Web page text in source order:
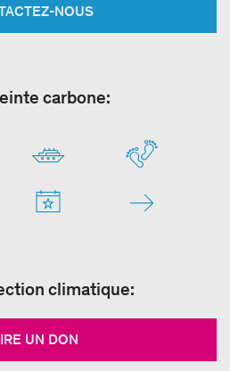
NOUS
carbone:
climatique:
UN DON